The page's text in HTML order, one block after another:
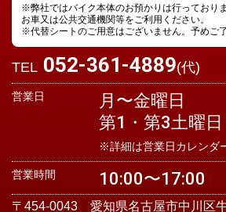
※弊社ではバイク本体のお預かりは行っており
お車又は公共交通機関等をご利用ください。
※代替シートのご用意はございません。予めご
TEL 052-361-4889(代)
営業日
月〜金曜日
第1・第3土曜日
※詳細は営業日カレンダ
営業時間 10:00〜17:00
〒454-0043 愛知県名古屋市中川区